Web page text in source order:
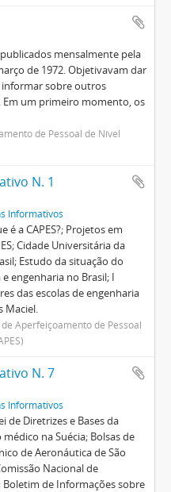
mensalmente pela
de 1972. Objetivavam dar
informar sobre outros
um primeiro momento, os
de Pessoal de Nível
N. 1
Informativos
é a CAPES?; Projetos em
Cidade Universitária da
Estudo da situação do
engenharia no Brasil; I
das escolas de engenharia
Maciel.
Aperfeiçoamento de Pessoal
N. 7
Informativos
de Diretrizes e Bases da
na Suécia; Bolsas de
de Aeronáutica de São
Nacional de
Boletim de Informações sobre